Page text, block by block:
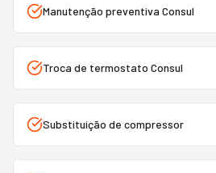
Manutenção preventiva Consul
Troca de termostato Consul
Substituição de compressor